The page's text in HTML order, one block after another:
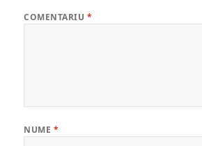
COMENTARIU *
NUME *